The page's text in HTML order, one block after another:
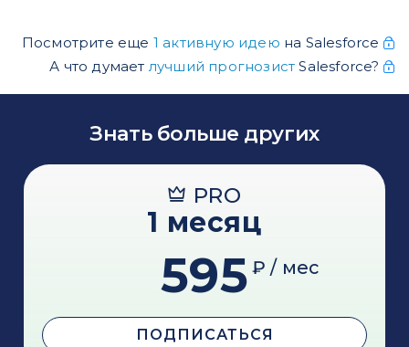
Посмотрите еще 1 активную идею на Salesforce
А что думает лучший прогнозист Salesforce?
Знать больше других
PRO
1 месяц
595 ₽ / мес
ПОДПИСАТЬСЯ